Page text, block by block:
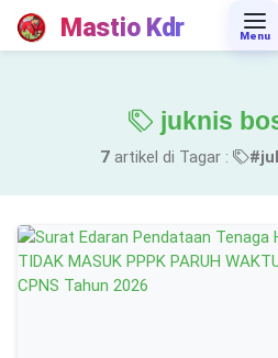
Mastio Kdr Menu
juknis
7artikel di Tagar :